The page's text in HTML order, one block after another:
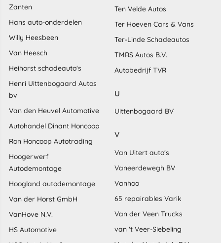
Zanten
Hans auto-onderdelen
Willy Heesbeen
Van Heesch
Heihorst schadeauto's
Henri Uittenbogaard Autos
bv
Van den Heuvel Automotive
Autohandel Dinant Honcoop
Ron Honcoop Autotrading
Hoogerwerf
Autodemontage
Hoogland autodemontage
Van der Horst GmbH
VanHove N.V.
HS Automotive
Ten Velde Autos
Ter Hoeven Cars & Vans
Ter-Linde Schadeautos
TMRS Autos B.V.
Autobedrijf TVR
U
Uittenbogaard BV
V
Van Uitert auto's
Vaneerdewegh BV
Vanhoo
65 repairables Varik
Van der Veen Trucks
van 't Veer-Siebeling